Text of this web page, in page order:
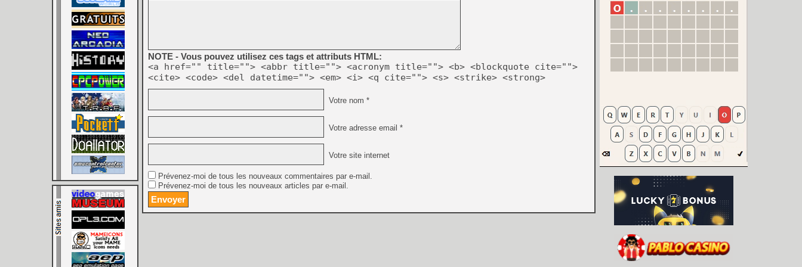
NOTE - Vous pouvez utilisez ces tags et attributs HTML:
<a href="" title=""> <abbr title=""> <acronym title=""> <b> <blockquote cite="">
<cite> <code> <del datetime=""> <em> <i> <q cite=""> <s> <strike> <strong>
Votre nom *
Votre adresse email *
Votre site internet
Prévenez-moi de tous les nouveaux commentaires par e-mail.
Prévenez-moi de tous les nouveaux articles par e-mail.